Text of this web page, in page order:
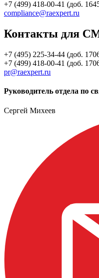
+7 (499) 418-00-41 (доб.
compliance@raexpert.ru
Контакты для
+7 (495) 225-34-44 (доб.
+7 (499) 418-00-41 (доб.
pr@raexpert.ru
Руководитель отдела по
Сергей Михеев